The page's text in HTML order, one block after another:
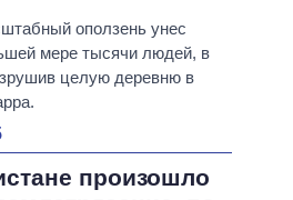
оползень унес
мере тысячи людей, в
целую деревню в
произошло